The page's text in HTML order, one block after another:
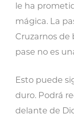
le ha
mágica. La
Cruzarnos de
pase no es
Esto puede
duro. Podrá
delante de